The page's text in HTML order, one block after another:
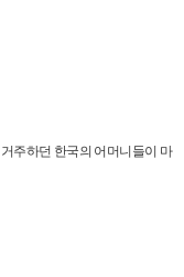
주하던 한국의 어머니들이 마